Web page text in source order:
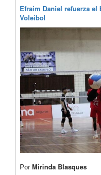
Efraim Daniel refuerza el
Voleibol
PorMirinda